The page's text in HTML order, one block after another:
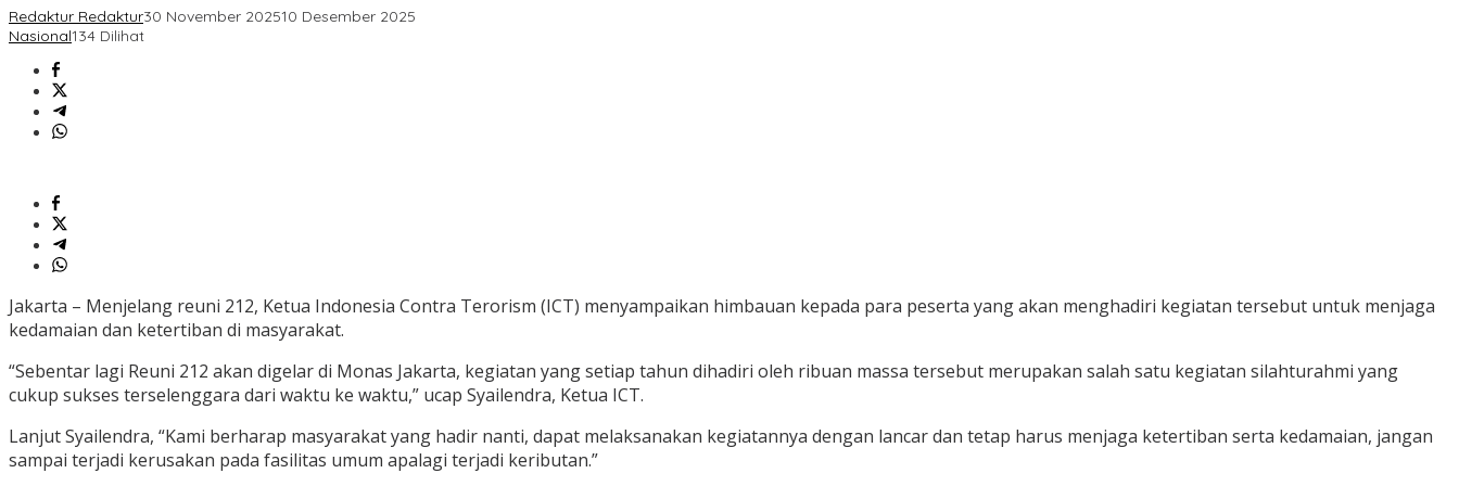
Redaktur Redaktur30 November 202510 Desember 2025
Nasional134 Dilihat
Jakarta – Menjelang reuni 212, Ketua Indonesia Contra Terorism (ICT) menyampaikan himbauan kepada para peserta yang akan menghadiri kegiatan tersebut untuk menjaga
kedamaian dan ketertiban di masyarakat.
“Sebentar lagi Reuni 212 akan digelar di Monas Jakarta, kegiatan yang setiap tahun dihadiri oleh ribuan massa tersebut merupakan salah satu kegiatan silahturahmi yang
cukup sukses terselenggara dari waktu ke waktu,” ucap Syailendra, Ketua ICT.
Lanjut Syailendra, “Kami berharap masyarakat yang hadir nanti, dapat melaksanakan kegiatannya dengan lancar dan tetap harus menjaga ketertiban serta kedamaian, jangan
sampai terjadi kerusakan pada fasilitas umum apalagi terjadi keributan.”